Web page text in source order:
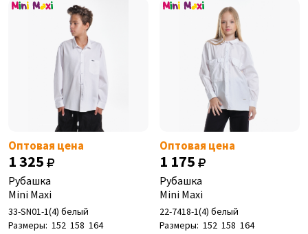
Оптовая цена
1 325
Рубашка
Mini Maxi
33-SN01-1(4) белый
Размеры: 152 158 164
Оптовая цена
1 175
Рубашка
Mini Maxi
22-7418-1(4) белый
Размеры: 152 158 164